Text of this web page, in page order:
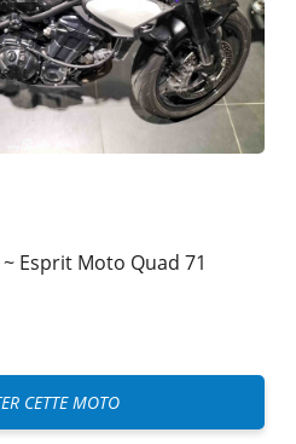
~ Esprit Moto Quad 71
CETTE MOTO